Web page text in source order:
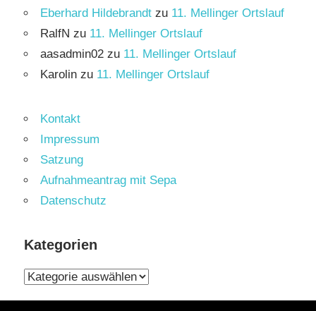
Eberhard Hildebrandt zu 11. Mellinger Ortslauf
RalfN zu 11. Mellinger Ortslauf
aasadmin02 zu 11. Mellinger Ortslauf
Karolin zu 11. Mellinger Ortslauf
Kontakt
Impressum
Satzung
Aufnahmeantrag mit Sepa
Datenschutz
Kategorien
Kategorien